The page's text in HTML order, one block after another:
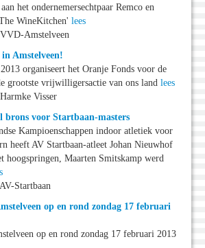
het ondernemersechtpaar Remco en
WineKitchen' lees
Amstelveen
Amstelveen!
organiseert het Oranje Fonds voor de
grootste vrijwilligersactie van ons land lees
Visser
brons voor Startbaan-masters
Kampioenschappen indoor atletiek voor
heeft AV Startbaan-atleet Johan Nieuwhof
hoogspringen, Maarten Smitskamp werd
Startbaan
op en rond zondag 17 februari
op en rond zondag 17 februari 2013